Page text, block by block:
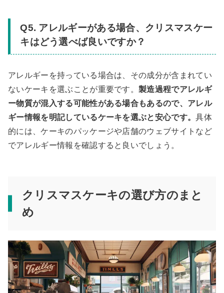
Q5. アレルギーがある場合、クリスマスケー
キはどう選べば良いですか？
アレルギーを持っている場合は、その成分が含まれてい
ないケーキを選ぶことが重要です。製造過程でアレルギ
ー物質が混入する可能性がある場合もあるので、アレル
ギー情報を明記しているケーキを選ぶと安心です。具体
的には、ケーキのパッケージや店舗のウェブサイトなど
でアレルギー情報を確認すると良いでしょう。
クリスマスケーキの選び方のまと
め